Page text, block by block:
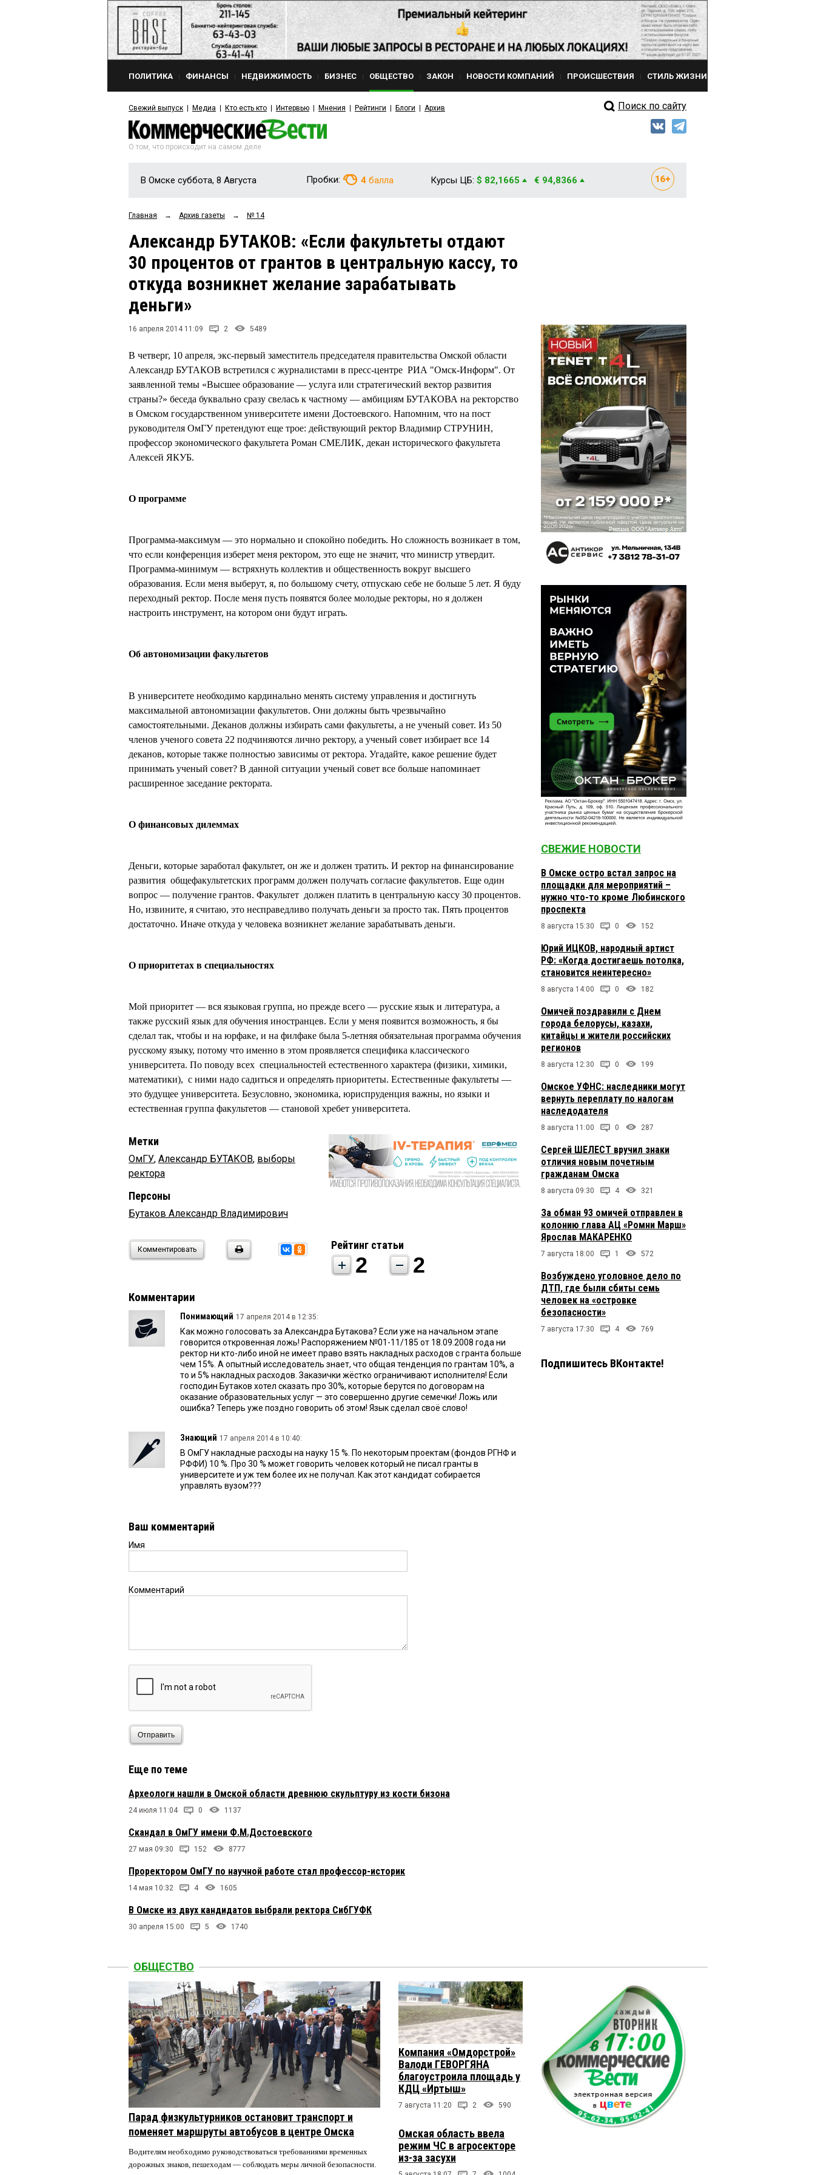
ПОЛИТИКА ФИНАНСЫ НЕДВИЖИМОСТЬ БИЗНЕС ОБЩЕСТВО ЗАКОН НОВОСТИ КОМПАНИЙ ПРОИСШЕСТВИЯ СТИЛЬ ЖИЗНИ
Свежий выпуск Медиа Кто есть кто Интервью Мнения Рейтинги Блоги Архив Поиск по сайту
О том, что происходит на самом деле
В Омске суббота, 8 Августа Пробки: 4 балла Курсы ЦБ: $ 82,1665 € 94,8366
Главная → Архив газеты → № 14
Александр БУТАКОВ: «Если факультеты отдают
30 процентов от грантов в центральную кассу, то
откуда возникнет желание зарабатывать
деньги»
16 апреля 2014 11:09 2 5489
В четверг, 10 апреля, экс-первый заместитель председателя правительства Омской области
Александр БУТАКОВ встретился с журналистами в пресс-центре РИА "Омск-Информ". От
заявленной темы «Высшее образование — услуга или стратегический вектор развития
страны?» беседа буквально сразу свелась к частному — амбициям БУТАКОВА на ректорство
в Омском государственном университете имени Достоевского. Напомним, что на пост
руководителя ОмГУ претендуют еще трое: действующий ректор Владимир СТРУНИН,
профессор экономического факультета Роман СМЕЛИК, декан исторического факультета
Алексей ЯКУБ.
О программе
Программа-максимум — это нормально и спокойно победить. Но сложность возникает в том,
что если конференция изберет меня ректором, это еще не значит, что министр утвердит.
Программа-минимум — встряхнуть коллектив и общественность вокруг высшего
образования. Если меня выберут, я, по большому счету, отпускаю себе не больше 5 лет. Я буду
переходный ректор. После меня пусть появятся более молодые ректоры, но я должен
настроить инструмент, на котором они будут играть.
Об автономизации факультетов
В университете необходимо кардинально менять систему управления и достигнуть
максимальной автономизации факультетов. Они должны быть чрезвычайно
самостоятельными. Деканов должны избирать сами факультеты, а не ученый совет. Из 50
членов ученого совета 22 подчиняются лично ректору, а ученый совет избирает все 14
деканов, которые также полностью зависимы от ректора. Угадайте, какое решение будет
принимать ученый совет? В данной ситуации ученый совет все больше напоминает
расширенное заседание ректората.
О финансовых дилеммах
Деньги, которые заработал факультет, он же и должен тратить. И ректор на финансирование
развития общефакультетских программ должен получать согласие факультетов. Еще один
вопрос — получение грантов. Факультет должен платить в центральную кассу 30 процентов.
Но, извините, я считаю, это несправедливо получать деньги за просто так. Пять процентов
достаточно. Иначе откуда у человека возникнет желание зарабатывать деньги.
О приоритетах в специальностях
Мой приоритет — вся языковая группа, но прежде всего — русские язык и литература, а
также русский язык для обучения иностранцев. Если у меня появится возможность, я бы
сделал так, чтобы и на юрфаке, и на филфаке была 5-летняя обязательная программа обучения
русскому языку, потому что именно в этом проявляется специфика классического
университета. По поводу всех специальностей естественного характера (физики, химики,
математики), с ними надо садиться и определять приоритеты. Естественные факультеты —
это будущее университета. Безусловно, экономика, юриспруденция важны, но языки и
естественная группа факультетов — становой хребет университета.
Метки
ОмГУ, Александр БУТАКОВ, выборы
ректора
Персоны
Бутаков Александр Владимирович
Комментировать Рейтинг статьи
2 2
Комментарии
Понимающий 17 апреля 2014 в 12:35:
Как можно голосовать за Александра Бутакова? Если уже на начальном этапе
говорится откровенная ложь! Распоряжением №01-11/185 от 18.09.2008 года ни
ректор ни кто-либо иной не имеет право взять накладных расходов с гранта больше
чем 15%. А опытный исследователь знает, что общая тенденция по грантам 10%, а
то и 5% накладных расходов. Заказички жёстко ограничивают исполнителя! Если
господин Бутаков хотел сказать про 30%, которые берутся по договорам на
оказание образовательных услуг — это совершенно другие семечки! Ложь или
ошибка? Теперь уже поздно говорить об этом! Язык сделал своё слово!
Знающий 17 апреля 2014 в 10:40:
В ОмГУ накладные расходы на науку 15 %. По некоторым проектам (фондов РГНФ и
РФФИ) 10 %. Про 30 % может говорить человек который не писал гранты в
университете и уж тем более их не получал. Как этот кандидат собирается
управлять вузом???
Ваш комментарий
Имя
Комментарий
Отправить
Еще по теме
Археологи нашли в Омской области древнюю скульптуру из кости бизона
24 июля 11:04 0 1137
Скандал в ОмГУ имени Ф.М.Достоевского
27 мая 09:30 152 8777
Проректором ОмГУ по научной работе стал профессор-историк
14 мая 10:32 4 1605
В Омске из двух кандидатов выбрали ректора СибГУФК
30 апреля 15:00 5 1740
СВЕЖИЕ НОВОСТИ
В Омске остро встал запрос на
площадки для мероприятий –
нужно что-то кроме Любинского
проспекта
8 августа 15:30 0 152
Юрий ИЦКОВ, народный артист
РФ: «Когда достигаешь потолка,
становится неинтересно»
8 августа 14:00 0 182
Омичей поздравили с Днем
города белорусы, казахи,
китайцы и жители российских
регионов
8 августа 12:30 0 199
Омское УФНС: наследники могут
вернуть переплату по налогам
наследодателя
8 августа 11:00 0 287
Сергей ШЕЛЕСТ вручил знаки
отличия новым почетным
гражданам Омска
8 августа 09:30 4 321
За обман 93 омичей отправлен в
колонию глава АЦ «Ромни Марш»
Ярослав МАКАРЕНКО
7 августа 18:00 1 572
Возбуждено уголовное дело по
ДТП, где были сбиты семь
человек на «островке
безопасности»
7 августа 17:30 4 769
Подпишитесь ВКонтакте!
ОБЩЕСТВО
Парад физкультурников остановит транспорт и
поменяет маршруты автобусов в центре Омска
Водителям необходимо руководствоваться требованиями временных
дорожных знаков, пешеходам — соблюдать меры личной безопасности.
Компания «Омдорстрой»
Валоди ГЕВОРГЯНА
благоустроила площадь у
КДЦ «Иртыш»
7 августа 11:20 2 590
Омская область ввела
режим ЧС в агросекторе
из-за засухи